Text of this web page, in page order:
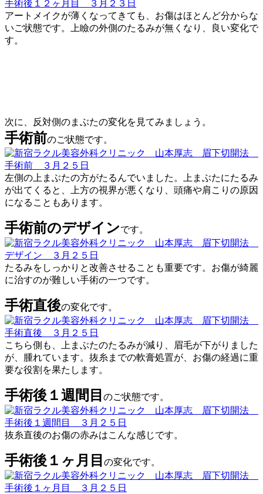
アートメイクが薄くなってきても、お傷はほとんど分からな
いご状態です。上瞼の外側のたるみが無くなり、良い変化で
す。
次に、反対側のまぶたの変化を見てみましょう。
手術前のご状態です。
左側の上まぶたの方がたるんでいました。上まぶたにたるみ
が出てくると、上方の視界が悪くなり、頭痛や肩こりの原因
になることもあります。
手術前のデザインです。
たるみをしっかりと改善させることも重要です。お傷が綺麗
に治すのが難しい手術の一つです。
手術直後の変化です。
こちら側も、上まぶたのたるみが減り、眉毛が下がりました
が、腫れています。抜糸までの軟膏処置が、お傷の経過に重
要な役割を果たします。
手術後１週間目 のご状態です。
抜糸直後のお傷の赤みはこんな感じです。
手術後１ヶ月目 の変化です。